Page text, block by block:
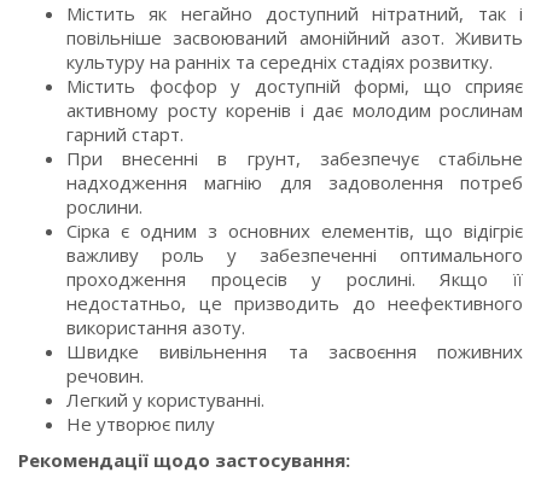
Містить як негайно доступний нітратний, так і
повільніше засвоюваний амонійний азот. Живить
культуру на ранніх та середніх стадіях розвитку.
Містить фосфор у доступній формі, що сприяє
активному росту коренів і дає молодим рослинам
гарний старт.
При внесенні в грунт, забезпечує стабільне
надходження магнію для задоволення потреб
рослини.
Сірка є одним з основних елементів, що відігріє
важливу роль у забезпеченні оптимального
проходження процесів у рослині. Якщо її
недостатньо, це призводить до неефективного
використання азоту.
Швидке вивільнення та засвоєння поживних
речовин.
Легкий у користуванні.
Не утворює пилу
Рекомендації щодо застосування: